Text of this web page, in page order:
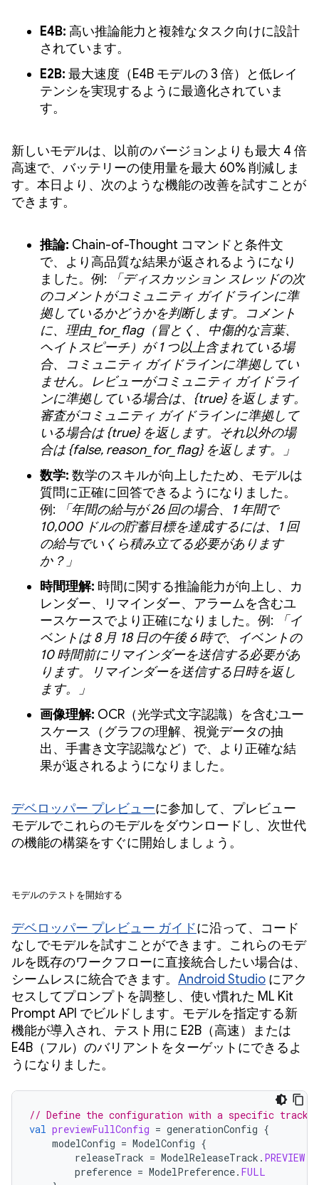
E4B: 高い推論能力と複雑なタスク向けに設計
されています。
E2B: 最大速度（E4B モデルの 3 倍）と低レイ
テンシを実現するように最適化されていま
す。
新しいモデルは、以前のバージョンよりも最大 4 倍
高速で、バッテリーの使用量を最大 60% 削減しま
す。本日より、次のような機能の改善を試すことが
できます。
推論: Chain-of-Thought コマンドと条件文
で、より高品質な結果が返されるようになり
ました。例:
「ディスカッション スレッドの次
のコメントがコミュニティ ガイドラインに準
拠しているかどうかを判断します。コメント
に、理由_for_flag（冒とく、中傷的な言葉、
ヘイトスピーチ）が 1 つ以上含まれている場
合、コミュニティ ガイドラインに準拠してい
ません。レビューがコミュニティ ガイドライ
ンに準拠している場合は、{true} を返します。
審査がコミュニティ ガイドラインに準拠して
いる場合は {true} を返します。それ以外の場
合は {false, reason_for_flag} を返します。」
数学: 数学のスキルが向上したため、モデルは
質問に正確に回答できるようになりました。
例:
「年間の給与が 26 回の場合、1 年間で
10,000 ドルの貯蓄目標を達成するには、1 回
の給与でいくら積み立てる必要があります
か？」
時間理解: 時間に関する推論能力が向上し、カ
レンダー、リマインダー、アラームを含むユ
ースケースでより正確になりました。例:
「イ
ベントは 8 月 18 日の午後 6 時で、イベントの
10 時間前にリマインダーを送信する必要があ
ります。リマインダーを送信する日時を返し
ます。」
画像理解: OCR（光学式文字認識）を含むユー
スケース（グラフの理解、視覚データの抽
出、手書き文字認識など）で、より正確な結
果が返されるようになりました。
デベロッパー プレビューに参加して、プレビュー
モデルでこれらのモデルをダウンロードし、次世代
の機能の構築をすぐに開始しましょう。
モデルのテストを開始する
デベロッパー プレビュー ガイドに沿って、コード
なしでモデルを試すことができます。これらのモデ
ルを既存のワークフローに直接統合したい場合は、
シームレスに統合できます。 Android Studio にアク
セスしてプロンプトを調整し、使い慣れた ML Kit
Prompt API でビルドします。モデルを指定する新
機能が導入され、テスト用に E2B（高速）または
E4B（フル）のバリアントをターゲットにできるよ
うになりました。
// Define the configuration with a specific track
val previewFullConfig = generationConfig {
modelConfig = ModelConfig {
releaseTrack = ModelReleaseTrack . PREVIEW
preference = ModelPreference. FULL